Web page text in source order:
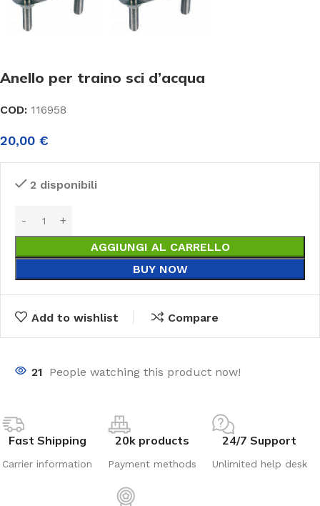
Anello per traino sci d’acqua
COD: 116958
20,00 €
2 disponibili
AGGIUNGI AL CARRELLO
BUY NOW
Add to wishlist Compare
21 People watching this product now!
Fast Shipping
Carrier information
20k products
Payment methods
24/7 Support
Unlimited help desk